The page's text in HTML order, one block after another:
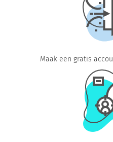
Maak een gratis